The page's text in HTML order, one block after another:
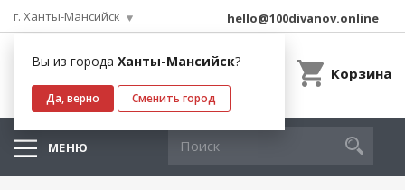
г. Ханты-Мансийск
Вы из города Ханты-Мансийск?
Да, верно Сменить город
hello@100divanov.online
Корзина
МЕНЮ